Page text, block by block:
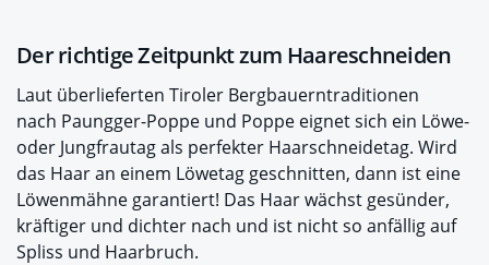
Der richtige Zeitpunkt zum Haareschneiden
Laut überlieferten Tiroler Bergbauerntraditionen
nach Paungger-Poppe und Poppe eignet sich ein Löwe-
oder Jungfrautag als perfekter Haarschneidetag. Wird
das Haar an einem Löwetag geschnitten, dann ist eine
Löwenmähne garantiert! Das Haar wächst gesünder,
kräftiger und dichter nach und ist nicht so anfällig auf
Spliss und Haarbruch.